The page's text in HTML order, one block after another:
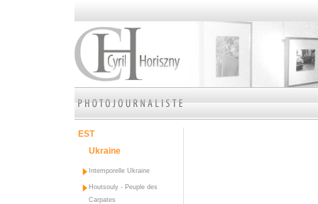
EST
Ukraine
Intemporelle Ukraine
Houtsouly - Peuple des
Carpates